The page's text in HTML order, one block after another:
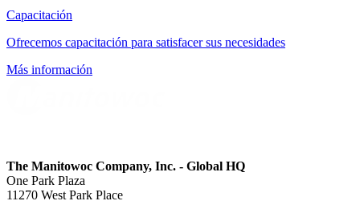
Capacitación
Ofrecemos capacitación para satisfacer sus necesidades
Más información
The Manitowoc Company, Inc. - Global HQ
One Park Plaza
11270 West Park Place